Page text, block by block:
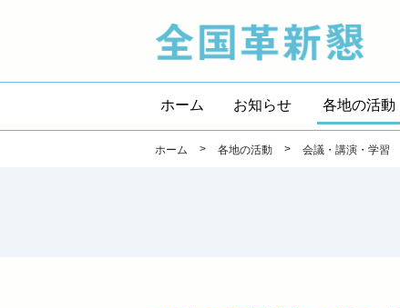
ホーム お知らせ 各地の活動
ホーム > 各地の活動 > 会議・講演・学習